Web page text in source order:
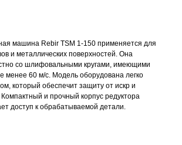
машина Rebir ТSM 1-150 применяется для
и металлических поверхностей. Она
со шлифовальными кругами, имеющими
менее 60 м/с. Модель оборудована легко
который обеспечит защиту от искр и
и прочный корпус редуктора
доступ к обрабатываемой детали.